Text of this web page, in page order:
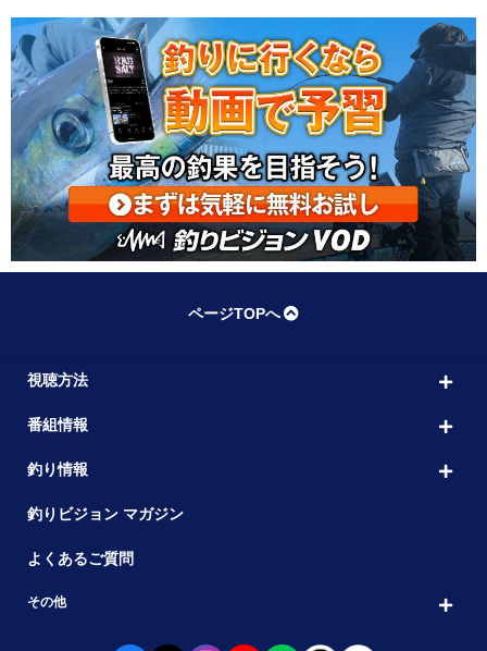
ページTOPへ
視聴方法
番組情報
釣り情報
釣りビジョン マガジン
よくあるご質問
その他